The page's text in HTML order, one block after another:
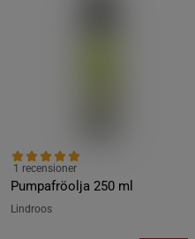
Pumpafröolja 250 ml
1 recensioner
Lindroos